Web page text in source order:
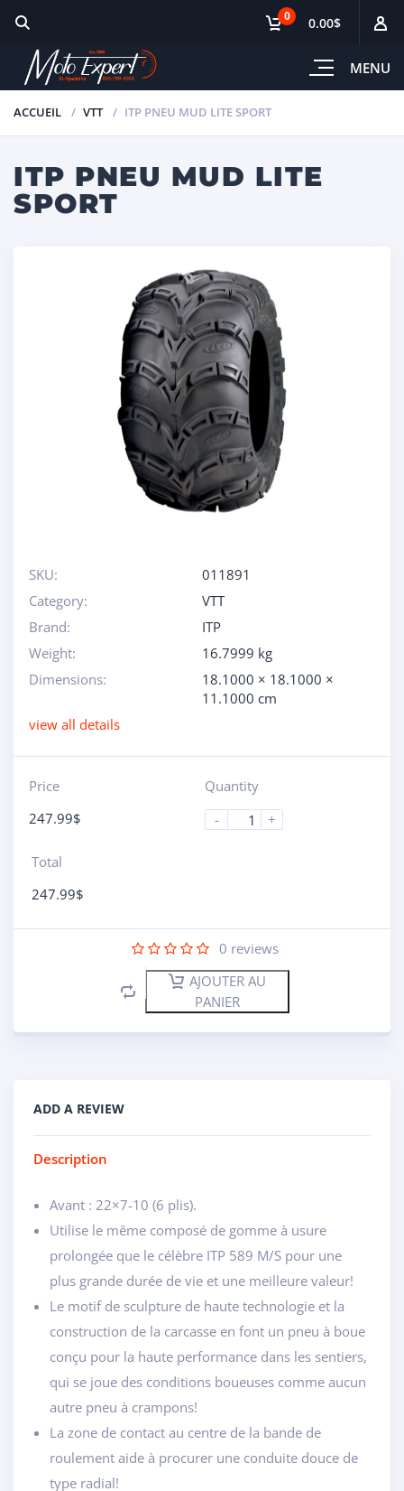
MENU
0 0.00$
ACCUEIL VTT ITP PNEU MUD LITE SPORT
ITP PNEU MUD LITE
SPORT
SKU:
011891
Category:
VTT
Brand:
ITP
Weight:
16.7999 kg
Dimensions:
18.1000 × 18.1000 ×
11.1000 cm
view all details
Price
247.99$
Quantity
-
+
Total
247.99$
0 reviews
AJOUTER AU
PANIER
ADD A REVIEW
Description
Avant : 22×7-10 (6 plis).
Utilise le même composé de gomme à usure
prolongée que le célèbre ITP 589 M/S pour une
plus grande durée de vie et une meilleure valeur!
Le motif de sculpture de haute technologie et la
construction de la carcasse en font un pneu à boue
conçu pour la haute performance dans les sentiers,
qui se joue des conditions boueuses comme aucun
autre pneu à crampons!
La zone de contact au centre de la bande de
roulement aide à procurer une conduite douce de
type radial!